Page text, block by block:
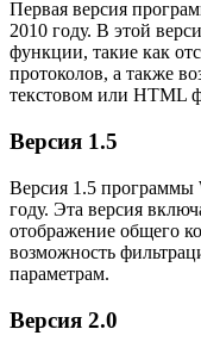
Первая версия
2010 году. В этой
функции, такие как
протоколов, а также
текстовом или HTML
Версия 1.5
Версия 1.5 программы
году. Эта версия
отображение общего
возможность
параметрам.
Версия 2.0